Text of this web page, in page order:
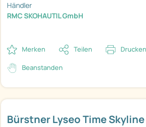
Bürstner Lyseo Time
Händler
RMC SKOHAUTIL GmbH
Merken Teilen Drucken
Beanstanden